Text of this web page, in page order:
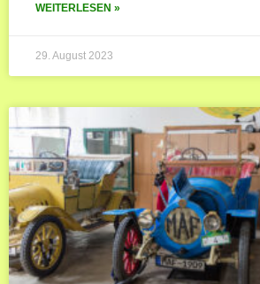
WEITERLESEN »
29. August 2023